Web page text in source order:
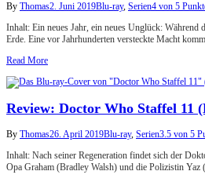
By Thomas2. Juni 2019Blu-ray, Serien4 von 5
Inhalt: Ein neues Jahr, ein neues Unglück:
Erde. Eine vor Jahrhunderten versteckte Macht
Read More
Review: Doctor Who Staffel 11
By Thomas26. April 2019Blu-ray, Serien3.5 von 5
Inhalt: Nach seiner Regeneration findet sich der
Opa Graham (Bradley Walsh) und die Polizistin